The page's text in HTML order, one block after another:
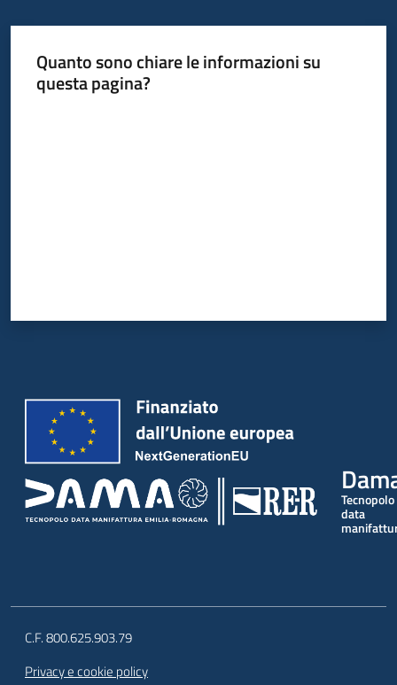
Quanto sono chiare le informazioni su
questa pagina?
Tecnopolo
data
C.F. 800.625.903.79
Privacy e cookie policy